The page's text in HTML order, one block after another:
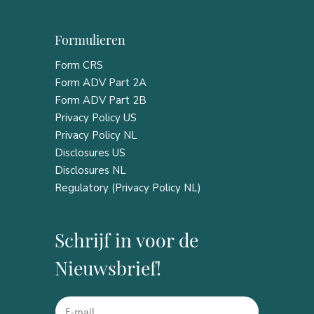
Formulieren
Form CRS
Form ADV Part 2A
Form ADV Part 2B
Privacy Policy US
Privacy Policy NL
Disclosures US
Disclosures NL
Regulatory (Privacy Policy NL)
Schrijf in voor de
Nieuwsbrief!
*
E